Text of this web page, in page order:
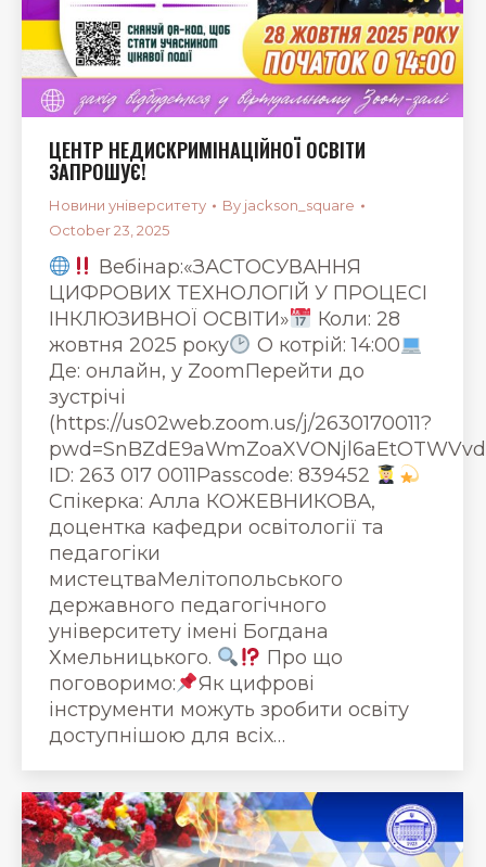
ЦЕНТР НЕДИСКРИМІНАЦІЙНОЇ ОСВІТИ
ЗАПРОШУЄ!
Новини університету By jackson_square
October 23, 2025
Вебінар:«ЗАСТОСУВАННЯ
ЦИФРОВИХ ТЕХНОЛОГІЙ У ПРОЦЕСІ
ІНКЛЮЗИВНОЇ ОСВІТИ»
Коли: 28
жовтня 2025 року
О котрій: 14:00
Де: онлайн, у ZoomПерейти до
зустрічі
(https://us02web.zoom.us/j/2630170011?
ID: 263 017 0011Passcode: 839452
Спікерка: Алла КОЖЕВНИКОВА,
доцентка кафедри освітології та
педагогіки
мистецтваМелітопольського
державного педагогічного
університету імені Богдана
Хмельницького.
Про що
поговоримо:
Як цифрові
інструменти можуть зробити освіту
доступнішою для всіх…